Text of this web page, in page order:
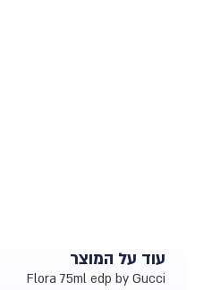
עוד על המוצר
Flora 75ml edp by Gucci